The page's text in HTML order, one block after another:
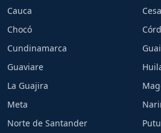
Cauca
Chocó
Cundinamarca
Guaviare
La Guajira
Meta
Norte de Santander